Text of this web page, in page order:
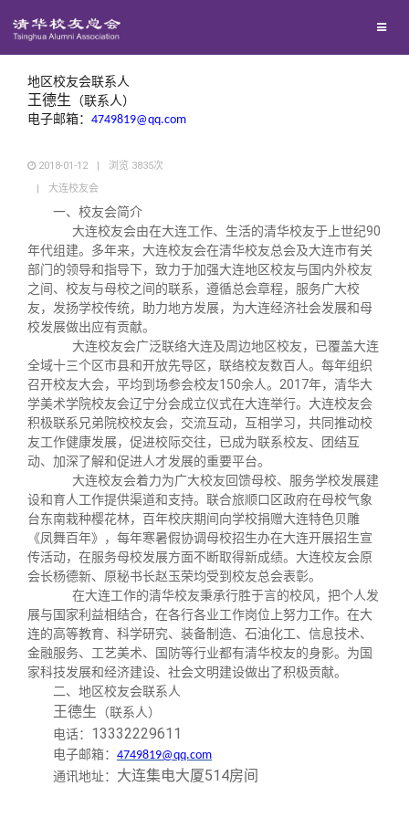
捐赠新闻
捐赠纪事
捐赠方法
义工计划
《清华校友通讯》
《水木清华》
我要订阅
新媒体平台
百年清华
清华人物
清华故事
青春风采
校友文苑
校友讲坛
校友视界
校友服务
终身学习
信息化服务
三创大赛
实用信息
校友总会
总会简介
会长致辞
总会章程
理事会名单
制度法规
联系我们
关闭
地区校友会联系人
王德生 （联系人）
电子邮箱： 4749819@qq.com
2018-01-12 | 浏览 3835次
|
大连校友会
一、校友会简介
大连校友会由在大连工作、生活的清华校友于上世纪90
年代组建。多年来，大连校友会在清华校友总会及大连市有关
部门的领导和指导下，致力于加强大连地区校友与国内外校友
之间、校友与母校之间的联系，遵循总会章程，服务广大校
友，发扬学校传统，助力地方发展，为大连经济社会发展和母
校发展做出应有贡献。
大连校友会广泛联络大连及周边地区校友，已覆盖大连
全域十三个区市县和开放先导区，联络校友数百人。每年组织
召开校友大会，平均到场参会校友150余人。2017年，清华大
学美术学院校友会辽宁分会成立仪式在大连举行。大连校友会
积极联系兄弟院校校友会，交流互动，互相学习，共同推动校
友工作健康发展，促进校际交往，已成为联系校友、团结互
动、加深了解和促进人才发展的重要平台。
大连校友会着力为广大校友回馈母校、服务学校发展建
设和育人工作提供渠道和支持。联合旅顺口区政府在母校气象
台东南栽种樱花林，百年校庆期间向学校捐赠大连特色贝雕
《凤舞百年》，每年寒暑假协调母校招生办在大连开展招生宣
传活动，在服务母校发展方面不断取得新成绩。大连校友会原
会长杨德新、原秘书长赵玉荣均受到校友总会表彰。
在大连工作的清华校友秉承行胜于言的校风，把个人发
展与国家利益相结合，在各行各业工作岗位上努力工作。在大
连的高等教育、科学研究、装备制造、石油化工、信息技术、
金融服务、工艺美术、国防等行业都有清华校友的身影。为国
家科技发展和经济建设、社会文明建设做出了积极贡献。
二、地区校友会联系人
王德生 （联系人）
电话： 13332229611
电子邮箱： 4749819@qq.com
通讯地址： 大连集电大厦514房间